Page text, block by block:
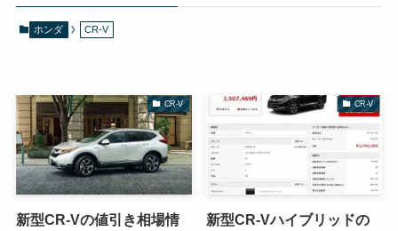
ホンダ CR-V
CR-V
新型CR-Vの値引き相場情
CR-V
新型CR-Vハイブリッドの